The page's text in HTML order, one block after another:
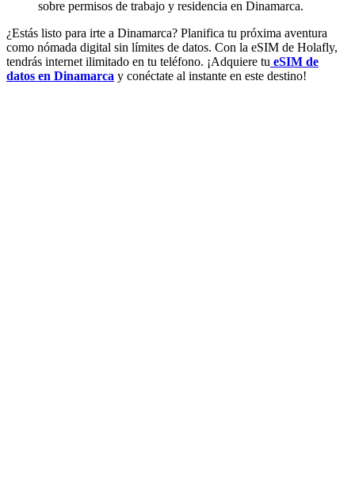
sobre permisos de trabajo y residencia en Dinamarca.
¿Estás listo para irte a Dinamarca? Planifica tu próxima aventura
como nómada digital sin límites de datos. Con la eSIM de Holafly,
tendrás internet ilimitado en tu teléfono. ¡Adquiere tu eSIM de
datos en Dinamarca y conéctate al instante en este destino!